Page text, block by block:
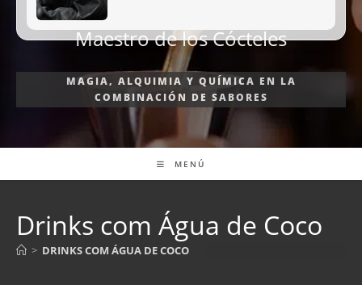
Maestro de los Cócteles
MAGIA, ALQUIMIA Y QUÍMICA EN LA
COMBINACIÓN DE SABORES
MENÚ
Drinks com Água de Coco
> DRINKS COM ÁGUA DE COCO